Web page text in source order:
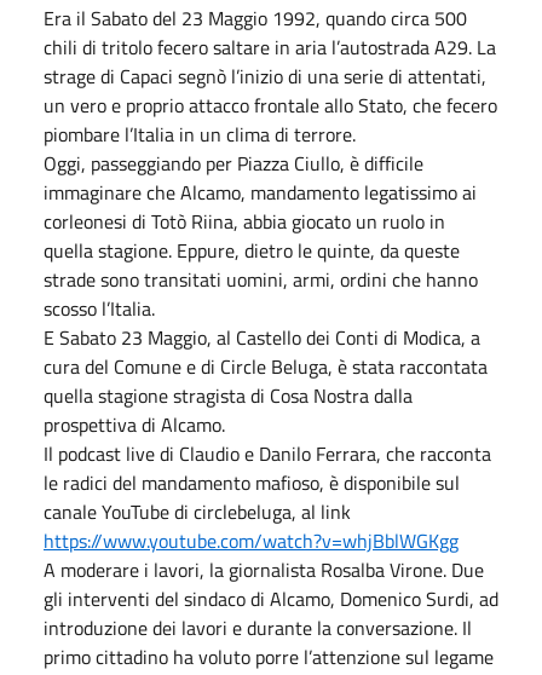
Era il Sabato del 23 Maggio 1992, quando circa 500
chili di tritolo fecero saltare in aria l’autostrada A29. La
strage di Capaci segnò l’inizio di una serie di attentati,
un vero e proprio attacco frontale allo Stato, che fecero
piombare l’Italia in un clima di terrore.
Oggi, passeggiando per Piazza Ciullo, è difficile
immaginare che Alcamo, mandamento legatissimo ai
corleonesi di Totò Riina, abbia giocato un ruolo in
quella stagione. Eppure, dietro le quinte, da queste
strade sono transitati uomini, armi, ordini che hanno
scosso l’Italia.
E Sabato 23 Maggio, al Castello dei Conti di Modica, a
cura del Comune e di Circle Beluga, è stata raccontata
quella stagione stragista di Cosa Nostra dalla
prospettiva di Alcamo.
Il podcast live di Claudio e Danilo Ferrara, che racconta
le radici del mandamento mafioso, è disponibile sul
canale YouTube di circlebeluga, al link
https://www.youtube.com/watch?v=whjBblWGKgg
A moderare i lavori, la giornalista Rosalba Virone. Due
gli interventi del sindaco di Alcamo, Domenico Surdi, ad
introduzione dei lavori e durante la conversazione. Il
primo cittadino ha voluto porre l’attenzione sul legame